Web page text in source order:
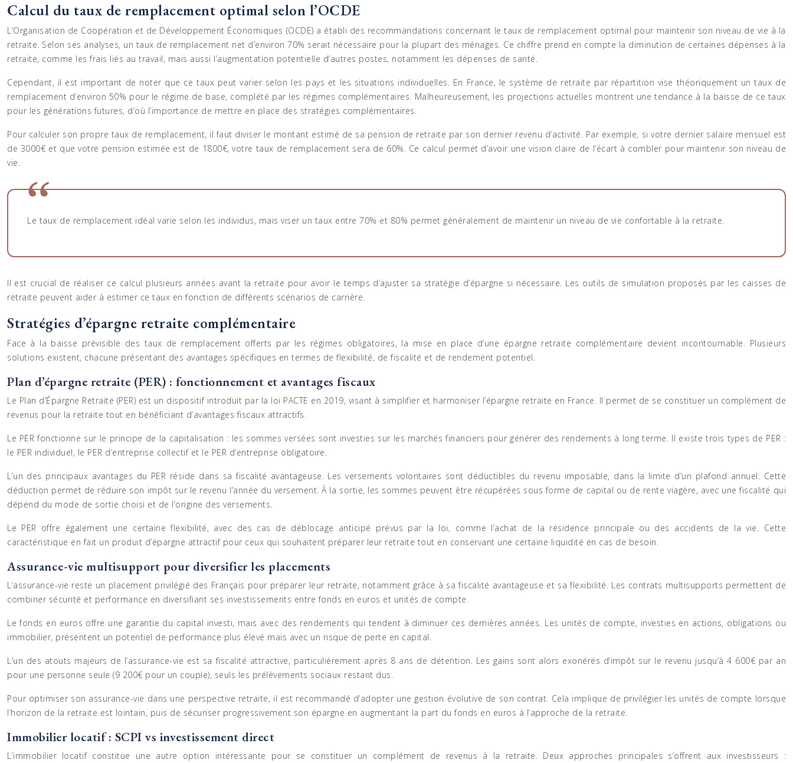
Calcul du taux de remplacement optimal selon l’OCDE
L’Organisation de Coopération et de Développement Économiques (OCDE) a établi des recommandations concernant le taux de remplacement optimal pour maintenir son niveau de vie à la
retraite. Selon ses analyses, un taux de remplacement net d’environ 70% serait nécessaire pour la plupart des ménages. Ce chiffre prend en compte la diminution de certaines dépenses à la
retraite, comme les frais liés au travail, mais aussi l’augmentation potentielle d’autres postes, notamment les dépenses de santé.
Cependant, il est important de noter que ce taux peut varier selon les pays et les situations individuelles. En France, le système de retraite par répartition vise théoriquement un taux de
remplacement d’environ 50% pour le régime de base, complété par les régimes complémentaires. Malheureusement, les projections actuelles montrent une tendance à la baisse de ce taux
pour les générations futures, d’où l’importance de mettre en place des stratégies complémentaires.
Pour calculer son propre taux de remplacement, il faut diviser le montant estimé de sa pension de retraite par son dernier revenu d’activité. Par exemple, si votre dernier salaire mensuel est
de 3000€ et que votre pension estimée est de 1800€, votre taux de remplacement sera de 60%. Ce calcul permet d’avoir une vision claire de l’écart à combler pour maintenir son niveau de
vie.
Le taux de remplacement idéal varie selon les individus, mais viser un taux entre 70% et 80% permet généralement de maintenir un niveau de vie confortable à la retraite.
Il est crucial de réaliser ce calcul plusieurs années avant la retraite pour avoir le temps d’ajuster sa stratégie d’épargne si nécessaire. Les outils de simulation proposés par les caisses de
retraite peuvent aider à estimer ce taux en fonction de différents scénarios de carrière.
Stratégies d’épargne retraite complémentaire
Face à la baisse prévisible des taux de remplacement offerts par les régimes obligatoires, la mise en place d’une épargne retraite complémentaire devient incontournable. Plusieurs
solutions existent, chacune présentant des avantages spécifiques en termes de flexibilité, de fiscalité et de rendement potentiel.
Plan d’épargne retraite (PER) : fonctionnement et avantages fiscaux
Le Plan d’Épargne Retraite (PER) est un dispositif introduit par la loi PACTE en 2019, visant à simplifier et harmoniser l’épargne retraite en France. Il permet de se constituer un complément de
revenus pour la retraite tout en bénéficiant d’avantages fiscaux attractifs.
Le PER fonctionne sur le principe de la capitalisation : les sommes versées sont investies sur les marchés financiers pour générer des rendements à long terme. Il existe trois types de PER :
le PER individuel, le PER d’entreprise collectif et le PER d’entreprise obligatoire.
L’un des principaux avantages du PER réside dans sa fiscalité avantageuse. Les versements volontaires sont déductibles du revenu imposable, dans la limite d’un plafond annuel. Cette
déduction permet de réduire son impôt sur le revenu l’année du versement. À la sortie, les sommes peuvent être récupérées sous forme de capital ou de rente viagère, avec une fiscalité qui
dépend du mode de sortie choisi et de l’origine des versements.
Le PER offre également une certaine flexibilité, avec des cas de déblocage anticipé prévus par la loi, comme l’achat de la résidence principale ou des accidents de la vie. Cette
caractéristique en fait un produit d’épargne attractif pour ceux qui souhaitent préparer leur retraite tout en conservant une certaine liquidité en cas de besoin.
Assurance-vie multisupport pour diversifier les placements
L’assurance-vie reste un placement privilégié des Français pour préparer leur retraite, notamment grâce à sa fiscalité avantageuse et sa flexibilité. Les contrats multisupports permettent de
combiner sécurité et performance en diversifiant ses investissements entre fonds en euros et unités de compte.
Le fonds en euros offre une garantie du capital investi, mais avec des rendements qui tendent à diminuer ces dernières années. Les unités de compte, investies en actions, obligations ou
immobilier, présentent un potentiel de performance plus élevé mais avec un risque de perte en capital.
L’un des atouts majeurs de l’assurance-vie est sa fiscalité attractive, particulièrement après 8 ans de détention. Les gains sont alors exonérés d’impôt sur le revenu jusqu’à 4 600€ par an
pour une personne seule (9 200€ pour un couple), seuls les prélèvements sociaux restant dus.
Pour optimiser son assurance-vie dans une perspective retraite, il est recommandé d’adopter une gestion évolutive de son contrat. Cela implique de privilégier les unités de compte lorsque
l’horizon de la retraite est lointain, puis de sécuriser progressivement son épargne en augmentant la part du fonds en euros à l’approche de la retraite.
Immobilier locatif : SCPI vs investissement direct
L’immobilier locatif constitue une autre option intéressante pour se constituer un complément de revenus à la retraite. Deux approches principales s’offrent aux investisseurs :